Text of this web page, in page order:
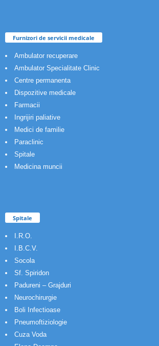
Furnizori de servicii medicale
Ambulator recuperare
Ambulator Specialitate Clinic
Centre permanenta
Dispozitive medicale
Farmacii
Ingrijiri paliative
Medici de familie
Paraclinic
Spitale
Medicina muncii
Spitale
I.R.O.
I.B.C.V.
Socola
Sf. Spiridon
Padureni – Grajduri
Neurochirurgie
Boli Infectioase
Pneumoftiziologie
Cuza Voda